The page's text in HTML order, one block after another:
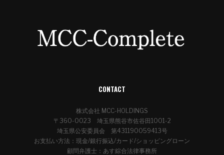
CONTACT
株式会社 MCC-HOLDINGS
〒360-0023 埼玉県熊谷市佐谷田1001-2
埼玉県公安委員会 第431190059413号
お支払い方法：現金/銀行振込/カード/ショッピングローン
顧問弁護士：あす綜合法律事務所